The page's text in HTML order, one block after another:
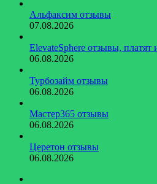
Альфаксим отзывы
07.08.2026
ElevateSphere отзывы, платят
06.08.2026
Турбозайм отзывы
06.08.2026
Мастер365 отзывы
06.08.2026
Церетон отзывы
06.08.2026